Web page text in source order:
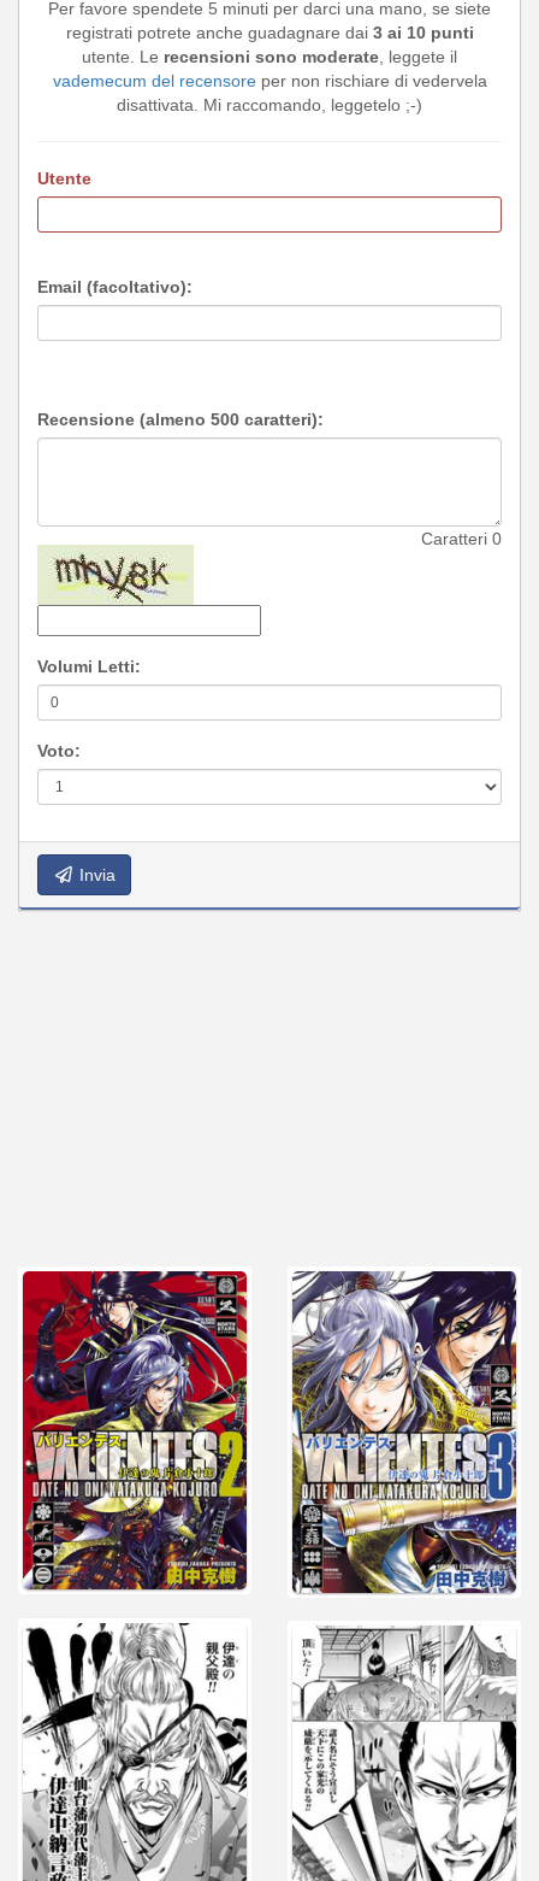
Per favore spendete 5 minuti per darci una mano, se siete
registrati potrete anche guadagnare dai 3 ai 10 punti
utente. Le recensioni sono moderate, leggete il
vademecum del recensoreper non rischiare di vedervela
disattivata. Mi raccomando, leggetelo ;-)
Utente
Email (facoltativo):
Recensione (almeno 500 caratteri):
Caratteri 0
Volumi Letti:
Voto:
Invia